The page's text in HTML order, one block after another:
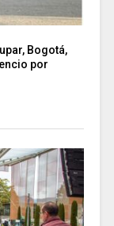
Bogotá,
por